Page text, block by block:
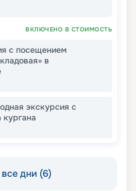
ВКЛЮЧЕНО В СТОИМОСТЬ
с посещением
в
экскурсия с
дни (6)